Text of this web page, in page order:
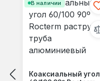
В наличии
Коаксиальный угол